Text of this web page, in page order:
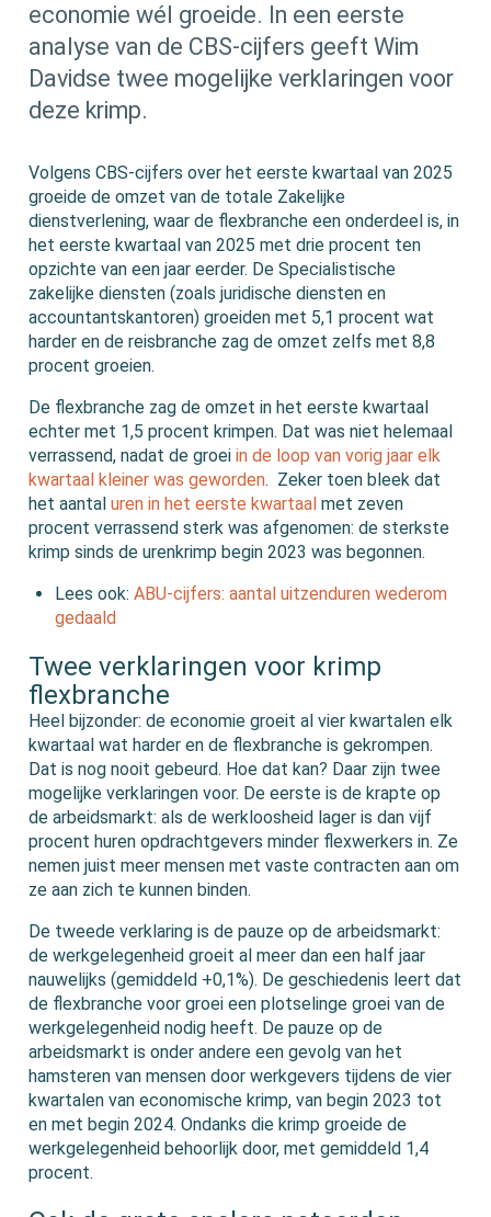
economie wél groeide. In een eerste
analyse van de CBS-cijfers geeft Wim
Davidse twee mogelijke verklaringen voor
deze krimp.
Volgens CBS-cijfers over het eerste kwartaal van 2025
groeide de omzet van de totale Zakelijke
dienstverlening, waar de flexbranche een onderdeel is, in
het eerste kwartaal van 2025 met drie procent ten
opzichte van een jaar eerder. De Specialistische
zakelijke diensten (zoals juridische diensten en
accountantskantoren) groeiden met 5,1 procent wat
harder en de reisbranche zag de omzet zelfs met 8,8
procent groeien.
De flexbranche zag de omzet in het eerste kwartaal
echter met 1,5 procent krimpen. Dat was niet helemaal
verrassend, nadat de groeiin de loop van vorig jaar elk
kwartaal kleiner was geworden. Zeker toen bleek dat
het aantaluren in het eerste kwartaal met zeven
procent verrassend sterk was afgenomen: de sterkste
krimp sinds de urenkrimp begin 2023 was begonnen.
Lees ook:ABU-cijfers: aantal uitzenduren wederom
gedaald
Twee verklaringen voor krimp
flexbranche
Heel bijzonder: de economie groeit al vier kwartalen elk
kwartaal wat harder en de flexbranche is gekrompen.
Dat is nog nooit gebeurd. Hoe dat kan? Daar zijn twee
mogelijke verklaringen voor. De eerste is de krapte op
de arbeidsmarkt: als de werkloosheid lager is dan vijf
procent huren opdrachtgevers minder flexwerkers in. Ze
nemen juist meer mensen met vaste contracten aan om
ze aan zich te kunnen binden.
De tweede verklaring is de pauze op de arbeidsmarkt:
de werkgelegenheid groeit al meer dan een half jaar
nauwelijks (gemiddeld +0,1%). De geschiedenis leert dat
de flexbranche voor groei een plotselinge groei van de
werkgelegenheid nodig heeft. De pauze op de
arbeidsmarkt is onder andere een gevolg van het
hamsteren van mensen door werkgevers tijdens de vier
kwartalen van economische krimp, van begin 2023 tot
en met begin 2024. Ondanks die krimp groeide de
werkgelegenheid behoorlijk door, met gemiddeld 1,4
procent.